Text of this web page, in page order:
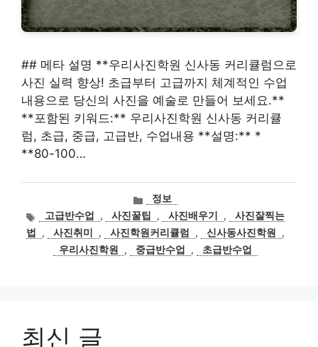
## 메타 설명 **우리사진학원 신사동 커리큘럼으로
사진 실력 향상! 초급부터 고급까지 체계적인 수업
내용으로 당신의 사진을 예술로 만들어 보세요.**
**포함된 키워드:** 우리사진학원 신사동 커리큘
럼, 초급, 중급, 고급반, 수업내용 **설명:** *
**80-100…
카
테
고
리
정보
태고급반수업 , 사진꿀팁 , 사진배우기 ,
사진잘찍는
법
, 사진취미 , 사진학원커리큘럼 , 신사동사진학원
,
우리사진학원
, 중급반수업 , 초급반수업
최신 글